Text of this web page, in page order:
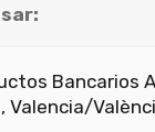
Bancarios
Valencia/